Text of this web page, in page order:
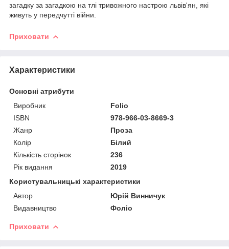
загадку за загадкою на тлі тривожного настрою львів'ян, які
живуть у передчутті війни.
Приховати
Характеристики
Основні атрибути
Виробник
Folio
ISBN
978-966-03-8669-3
Жанр
Проза
Колір
Білий
Кількість сторінок
236
Рік видання
2019
Користувальницькі характеристики
Автор
Юрій Винничук
Видавництво
Фоліо
Приховати